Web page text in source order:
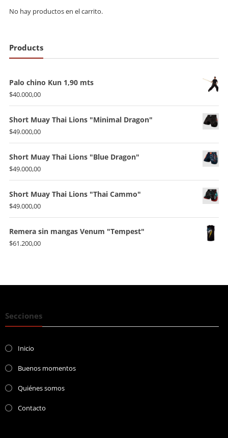
No hay productos en el carrito.
Products
Palo chino Kun 1,90 mts
$40.000,00
Short Muay Thai Lions "Minimal Dragon"
$49.000,00
Short Muay Thai Lions "Blue Dragon"
$49.000,00
Short Muay Thai Lions "Thai Cammo"
$49.000,00
Remera sin mangas Venum "Tempest"
$61.200,00
Secciones
Inicio
Buenos momentos
Quiénes somos
Contacto